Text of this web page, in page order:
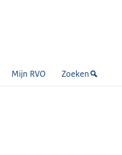
Mijn RVO Zoeken